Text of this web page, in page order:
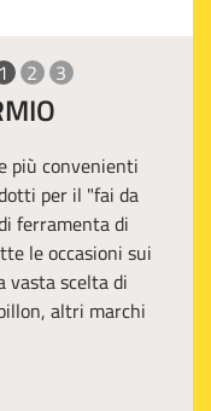
2 3
più convenienti
per il "fai da
ferramenta di
le occasioni sui
vasta scelta di
altri marchi